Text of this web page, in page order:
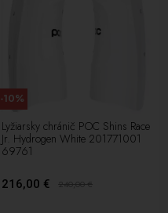
Lyžiarsky chránič POC Shins Race
Jr. Hydrogen White 201771001
69761
216,00 € 240,00€
-10%